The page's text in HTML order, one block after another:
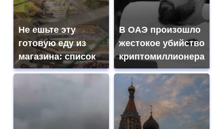
Не ешьте эту
готовую еду из
магазина: список
В ОАЭ произошло
жестокое убийство
криптомиллионера